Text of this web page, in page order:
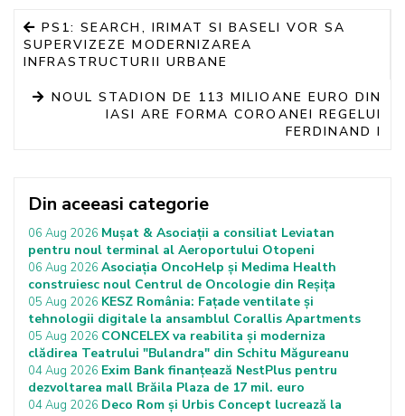
PS1: SEARCH, IRIMAT SI BASELI VOR SA
SUPERVIZEZE MODERNIZAREA
INFRASTRUCTURII URBANE
NOUL STADION DE 113 MILIOANE EURO DIN
IASI ARE FORMA COROANEI REGELUI
FERDINAND I
Din aceeasi categorie
06 Aug 2026 Mușat & Asociații a consiliat Leviatan
pentru noul terminal al Aeroportului Otopeni
06 Aug 2026 Asociația OncoHelp și Medima Health
construiesc noul Centrul de Oncologie din Reșița
05 Aug 2026 KESZ România: Fațade ventilate și
tehnologii digitale la ansamblul Corallis Apartments
05 Aug 2026 CONCELEX va reabilita și moderniza
clădirea Teatrului "Bulandra" din Schitu Măgureanu
04 Aug 2026 Exim Bank finanțează NestPlus pentru
dezvoltarea mall Brăila Plaza de 17 mil. euro
04 Aug 2026 Deco Rom și Urbis Concept lucrează la